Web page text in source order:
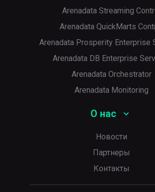
Arenadata Streaming
Arenadata QuickMarts
Arenadata Prosperity Enterprise
Arenadata DB Enterprise
Arenadata Orchestrator
Arenadata Monitoring
О нас
Новости
Партнеры
Контакты